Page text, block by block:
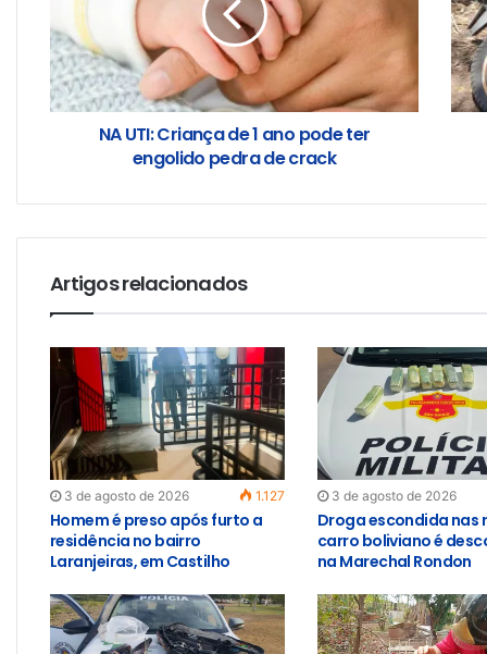
NA UTI: Criança de 1 ano pode ter
engolido pedra de crack
Artigos relacionados
3 de agosto de 2026 1.127
Homem é preso após furto a
residência no bairro
Laranjeiras, em Castilho
3 de agosto de 2026
Droga escondida nas
carro boliviano é
na Marechal Rondon